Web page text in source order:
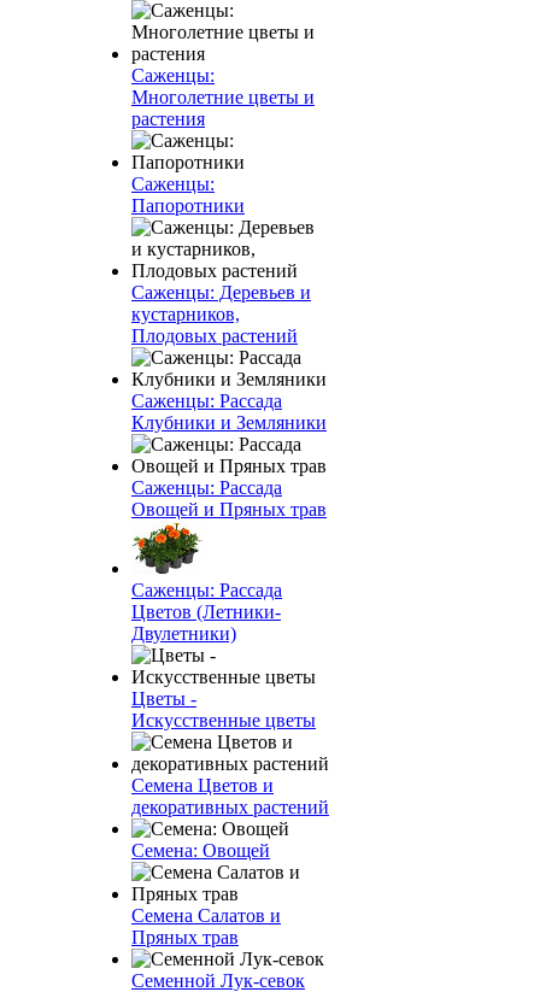
Саженцы:
Многолетние цветы и
растения
Саженцы:
Папоротники
Саженцы: Деревьев и
кустарников,
Плодовых растений
Саженцы: Рассада
Клубники и Земляники
Саженцы: Рассада
Овощей и Пряных трав
Саженцы: Рассада
Цветов (Летники-
Двулетники)
Цветы -
Искусственные цветы
Семена Цветов и
декоративных растений
Семена: Овощей
Семена Салатов и
Пряных трав
Семенной Лук-севок